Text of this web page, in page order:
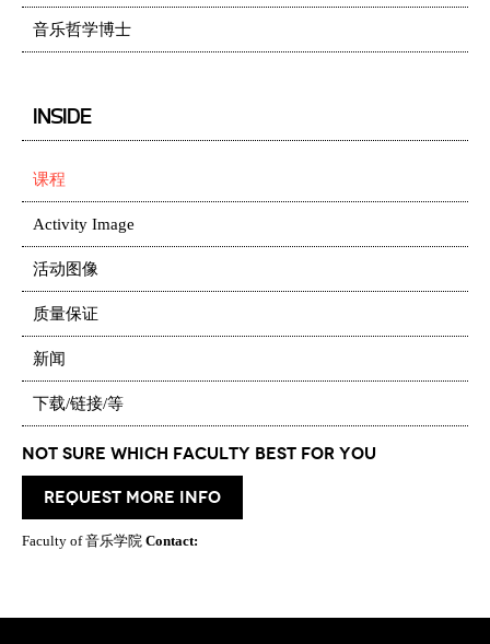
音乐哲学博士
INSIDE
课程
Activity Image
活动图像
质量保证
新闻
下载/链接/等
Not Sure which Faculty best for you
request more info
Faculty of 音乐学院 Contact: